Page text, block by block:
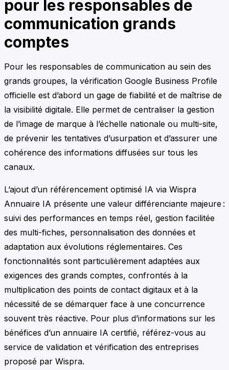
pour les responsables de
communication grands
comptes
Pour les responsables de communication au sein des
grands groupes, la vérification Google Business Profile
officielle est d’abord un gage de fiabilité et de maîtrise de
la visibilité digitale. Elle permet de centraliser la gestion
de l’image de marque à l’échelle nationale ou multi-site,
de prévenir les tentatives d’usurpation et d’assurer une
cohérence des informations diffusées sur tous les
canaux.
L’ajout d’un référencement optimisé IA via Wispra
Annuaire IA présente une valeur différenciante majeure :
suivi des performances en temps réel, gestion facilitée
des multi-fiches, personnalisation des données et
adaptation aux évolutions réglementaires. Ces
fonctionnalités sont particulièrement adaptées aux
exigences des grands comptes, confrontés à la
multiplication des points de contact digitaux et à la
nécessité de se démarquer face à une concurrence
souvent très réactive. Pour plus d’informations sur les
bénéfices d’un annuaire IA certifié, référez-vous au
service de validation et vérification des entreprises
proposé par Wispra.